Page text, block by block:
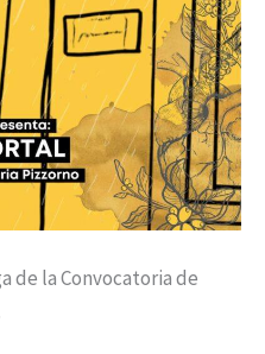
de la Convocatoria de